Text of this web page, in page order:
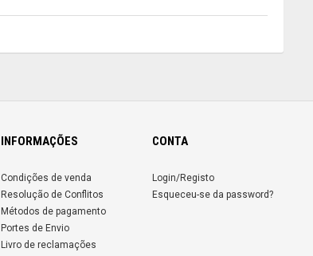
INFORMAÇÕES
Condições de venda
Resolução de Conflitos
Métodos de pagamento
Portes de Envio
Livro de reclamações
CONTA
Login/Registo
Esqueceu-se da password?